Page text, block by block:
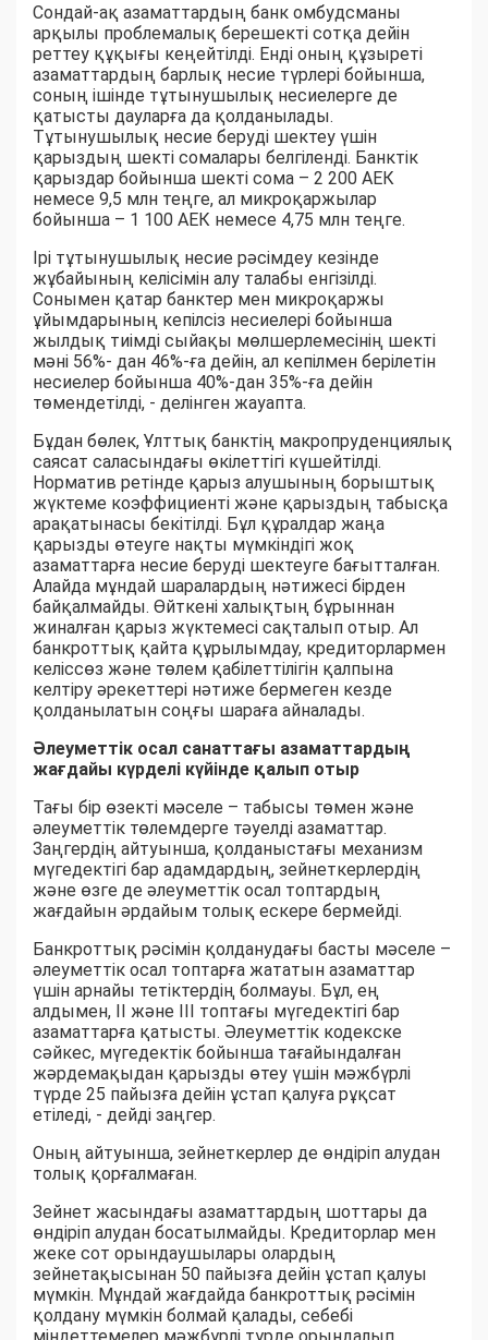
Сондай-ақ азаматтардың банк омбудсманы
арқылы проблемалық берешекті сотқа дейін
реттеу құқығы кеңейтілді. Енді оның құзыреті
азаматтардың барлық несие түрлері бойынша,
соның ішінде тұтынушылық несиелерге де
қатысты дауларға да қолданылады.
Тұтынушылық несие беруді шектеу үшін
қарыздың шекті сомалары белгіленді. Банктік
қарыздар бойынша шекті сома – 2 200 АЕК
немесе 9,5 млн теңге, ал микроқаржылар
бойынша – 1 100 АЕК немесе 4,75 млн теңге.
Ірі тұтынушылық несие рәсімдеу кезінде
жұбайының келісімін алу талабы енгізілді.
Сонымен қатар банктер мен микроқаржы
ұйымдарының кепілсіз несиелері бойынша
жылдық тиімді сыйақы мөлшерлемесінің шекті
мәні 56%- дан 46%-ға дейін, ал кепілмен берілетін
несиелер бойынша 40%-дан 35%-ға дейін
төмендетілді, - делінген жауапта.
Бұдан бөлек, Ұлттық банктің макропруденциялық
саясат саласындағы өкілеттігі күшейтілді.
Норматив ретінде қарыз алушының борыштық
жүктеме коэффициенті және қарыздың табысқа
арақатынасы бекітілді. Бұл құралдар жаңа
қарызды өтеуге нақты мүмкіндігі жоқ
азаматтарға несие беруді шектеуге бағытталған.
Алайда мұндай шаралардың нәтижесі бірден
байқалмайды. Өйткені халықтың бұрыннан
жиналған қарыз жүктемесі сақталып отыр. Ал
банкроттық қайта құрылымдау, кредиторлармен
келіссөз және төлем қабілеттілігін қалпына
келтіру әрекеттері нәтиже бермеген кезде
қолданылатын соңғы шараға айналады.
Әлеуметтік осал санаттағы азаматтардың
жағдайы күрделі күйінде қалып отыр
Тағы бір өзекті мәселе – табысы төмен және
әлеуметтік төлемдерге тәуелді азаматтар.
Заңгердің айтуынша, қолданыстағы механизм
мүгедектігі бар адамдардың, зейнеткерлердің
және өзге де әлеуметтік осал топтардың
жағдайын әрдайым толық ескере бермейді.
Банкроттық рәсімін қолданудағы басты мәселе –
әлеуметтік осал топтарға жататын азаматтар
үшін арнайы тетіктердің болмауы. Бұл, ең
алдымен, II және III топтағы мүгедектігі бар
азаматтарға қатысты. Әлеуметтік кодекске
сәйкес, мүгедектік бойынша тағайындалған
жәрдемақыдан қарызды өтеу үшін мәжбүрлі
түрде 25 пайызға дейін ұстап қалуға рұқсат
етіледі, - дейді заңгер.
Оның айтуынша, зейнеткерлер де өндіріп алудан
толық қорғалмаған.
Зейнет жасындағы азаматтардың шоттары да
өндіріп алудан босатылмайды. Кредиторлар мен
жеке сот орындаушылары олардың
зейнетақысынан 50 пайызға дейін ұстап қалуы
мүмкін. Мұндай жағдайда банкроттық рәсімін
қолдану мүмкін болмай қалады, себебі